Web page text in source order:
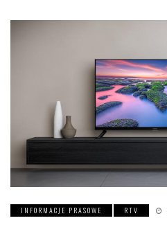
INFORMACJE PRASOWE RTV